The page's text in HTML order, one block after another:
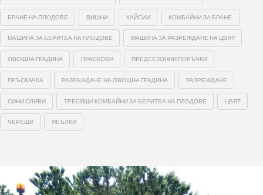
БРАНЕ НА ПЛОДОВЕ ВИШНИ КАЙСИИ КОМБАЙНИ ЗА БРАНЕ
МАШИНА ЗА БЕРИТБА НА ПЛОДОВЕ МАШИНА ЗА РАЗРЕЖДАНЕ НА ЦВЯТ
ОВОЩНА ГРАДИНА ПРАСКОВИ ПРЕДСЕЗОННИ ПОРЪЧКИ
ПРЪСКАЧКА РАЗРАЖДАНЕ НА ОВОЩНА ГРАДИНА РАЗРЕЖДАНЕ
СИНИ СЛИВИ ТРЕСЯЩИ КОМБАЙНИ ЗА БЕРИТБА НА ПЛОДОВЕ ЦВЯТ
ЧЕРЕШИ ЯБЪЛКИ